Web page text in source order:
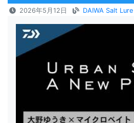
2026年5月12日 DAIWA Salt